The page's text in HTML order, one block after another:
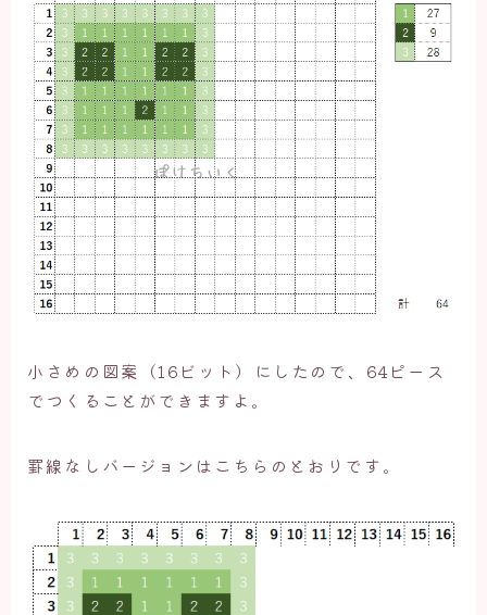
小さめの図案（16ビット）にしたので、64ピース
でつくることができますよ。
罫線なしバージョンはこちらのとおりです。